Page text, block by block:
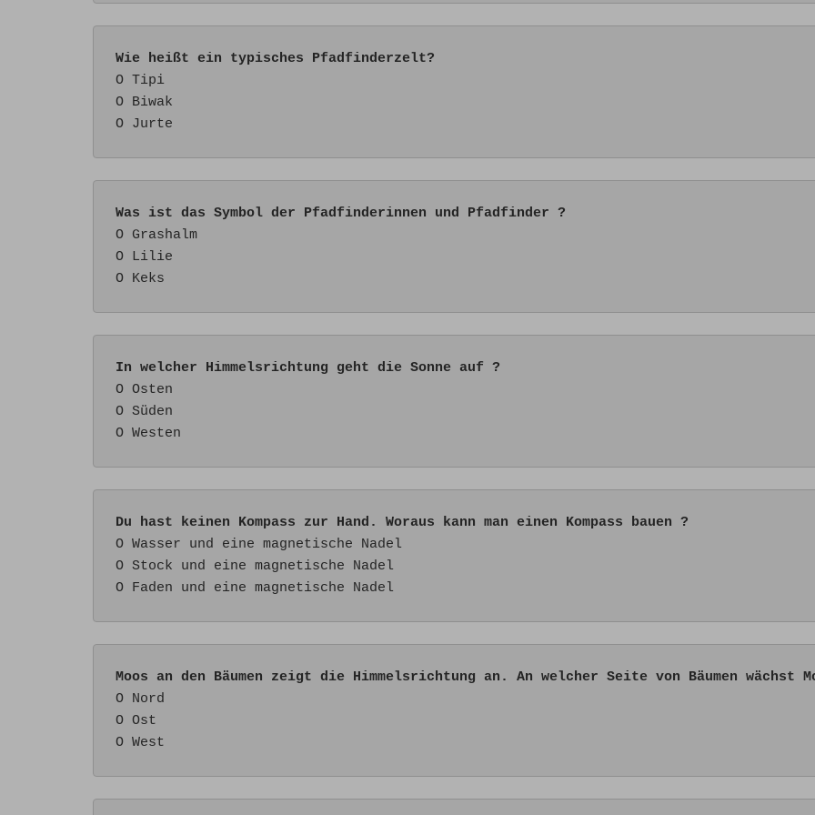
Wie heißt ein typisches Pfadfinderzelt?
O Tipi
O Biwak
O Jurte
Was ist das Symbol der Pfadfinderinnen und Pfadfinder ?
O Grashalm
O Lilie
O Keks
In welcher Himmelsrichtung geht die Sonne auf ?
O Osten
O Süden
O Westen
Du hast keinen Kompass zur Hand. Woraus kann man einen Kompass bauen ?
O Wasser und eine magnetische Nadel
O Stock und eine magnetische Nadel
O Faden und eine magnetische Nadel
Moos an den Bäumen zeigt die Himmelsrichtung an. An welcher Seite von Bäumen wächst
O Nord
O Ost
O West